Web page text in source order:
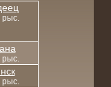
рыс.
рыс.
рыс.